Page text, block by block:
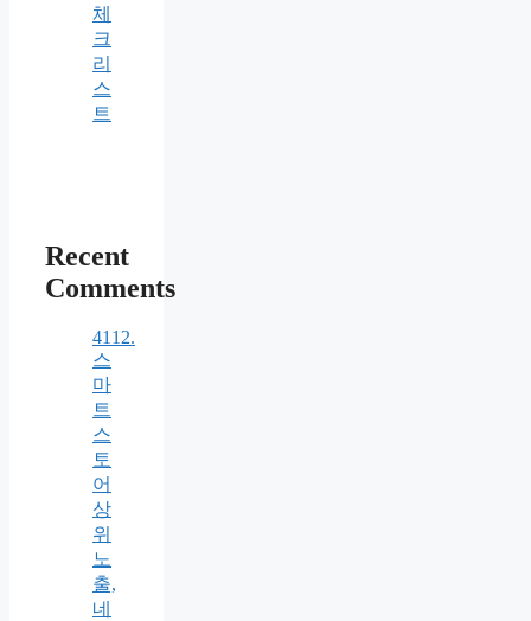
체
크
리
스
트
Recent
Comments
4112.
스
마
트
스
토
어
상
위
노
출,
네